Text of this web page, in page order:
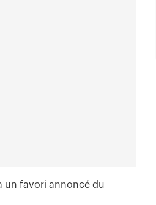
un favori annoncé du